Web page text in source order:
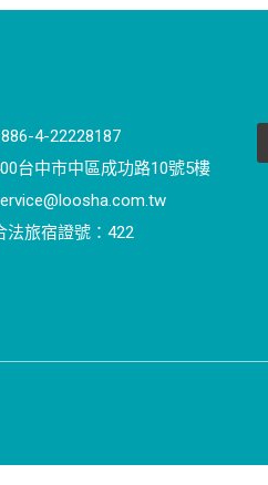
4-22228187
台中市中區成功路10號5樓
法旅宿證號：422